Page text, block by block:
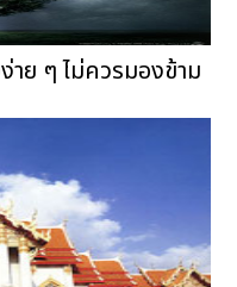
ย ๆ ไม่ควรมองข้าม